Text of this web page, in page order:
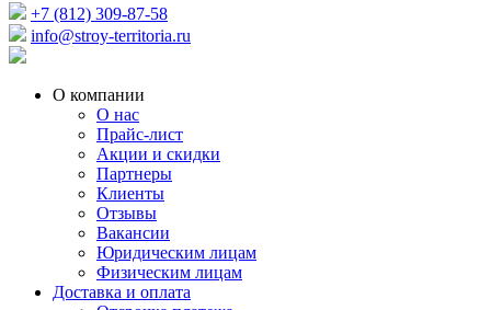
+7 (812) 309-87-58
info@stroy-territoria.ru
О компании
О нас
Прайс-лист
Акции и скидки
Партнеры
Клиенты
Отзывы
Вакансии
Юридическим лицам
Физическим лицам
Доставка и оплата